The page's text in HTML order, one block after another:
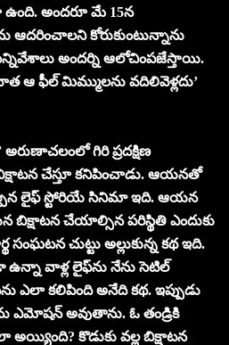
అందరూ మే 15న
ఆదరించాలని కోరుకుంటున్నాను
అందర్ని ఆలోచింపజేస్తాయి.
ఆ ఫీల్‌ మిమ్ములను వదిలివెళ్లదు’
గిరి ప్రదక్షిణ
బిక్షాటన చేస్తూ కనిపించాడు. ఆయనతో
లైఫ్‌ స్టోరియే సినిమా ఇది. ఆయన
బిక్షాటన చేయాల్సిన పరిస్థితి ఎందుకు
చుట్టు అల్లుకున్న కథ ఇది.
వాళ్ల లైఫ్‌ను నేను సెటిల్‌
ఎలా కలిపింది అనేది కథ. ఇప్పుడు
ఎమోషన్‌ అవుతాను. ఓ తండ్రికి
అయ్యింది? కొడుకు వల్ల బిక్షాటన